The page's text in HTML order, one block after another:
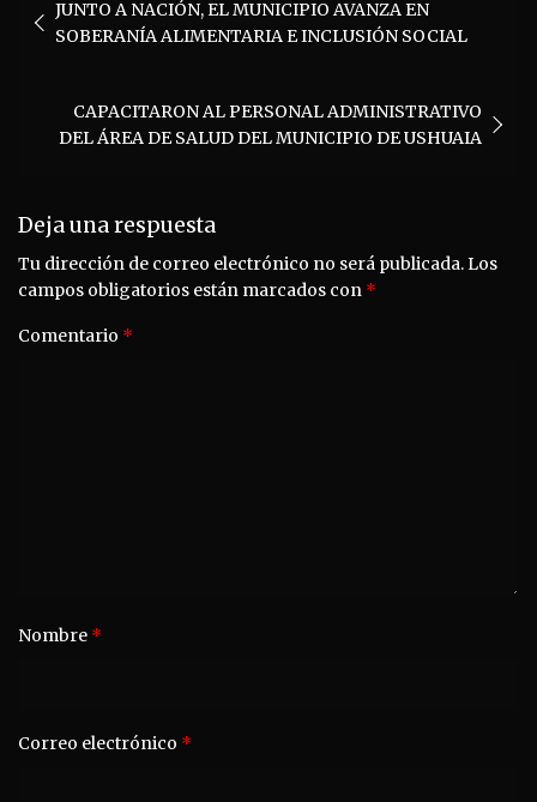
de JUNTO A NACIÓN, EL MUNICIPIO AVANZA EN
SOBERANÍA ALIMENTARIA E INCLUSIÓN SOCIAL
CAPACITARON AL PERSONAL ADMINISTRATIVO
DEL ÁREA DE SALUD DEL MUNICIPIO DE USHUAIA
Deja una respuesta
Tu dirección de correo electrónico no será publicada.Los
campos obligatorios están marcados con *
Comentario *
Nombre *
Correo electrónico *